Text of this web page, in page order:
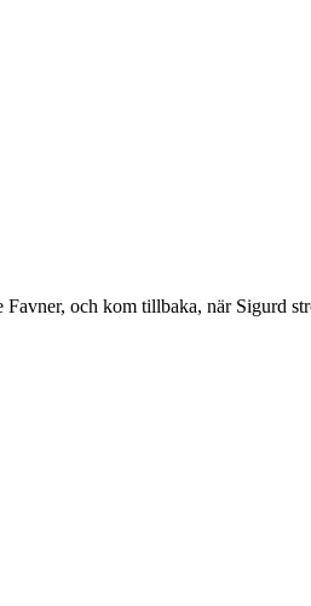
och kom tillbaka, när Sigurd